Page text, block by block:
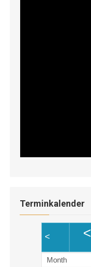
Terminkalender
< <
Month